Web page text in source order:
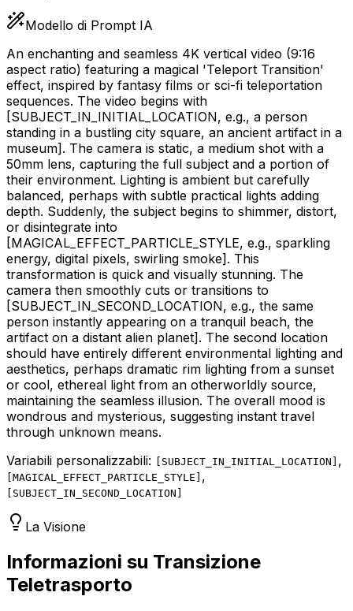
Modello di Prompt IA
An enchanting and seamless 4K vertical video (9:16
aspect ratio) featuring a magical 'Teleport Transition'
effect, inspired by fantasy films or sci-fi teleportation
sequences. The video begins with
[SUBJECT_IN_INITIAL_LOCATION, e.g., a person
standing in a bustling city square, an ancient artifact in a
museum] . The camera is static, a medium shot with a
50mm lens, capturing the full subject and a portion of
their environment. Lighting is ambient but carefully
balanced, perhaps with subtle practical lights adding
depth. Suddenly, the subject begins to shimmer, distort,
or disintegrate into
[MAGICAL_EFFECT_PARTICLE_STYLE, e.g., sparkling
energy, digital pixels, swirling smoke] . This
transformation is quick and visually stunning. The
camera then smoothly cuts or transitions to
[SUBJECT_IN_SECOND_LOCATION, e.g., the same
person instantly appearing on a tranquil beach, the
artifact on a distant alien planet] . The second location
should have entirely different environmental lighting and
aesthetics, perhaps dramatic rim lighting from a sunset
or cool, ethereal light from an otherworldly source,
maintaining the seamless illusion. The overall mood is
wondrous and mysterious, suggesting instant travel
through unknown means.
Variabili personalizzabili:
SUBJECT_IN_INITIAL_LOCATION ,
MAGICAL_EFFECT_PARTICLE_STYLE ,
SUBJECT_IN_SECOND_LOCATION
La Visione
Informazioni su Transizione
Teletrasporto